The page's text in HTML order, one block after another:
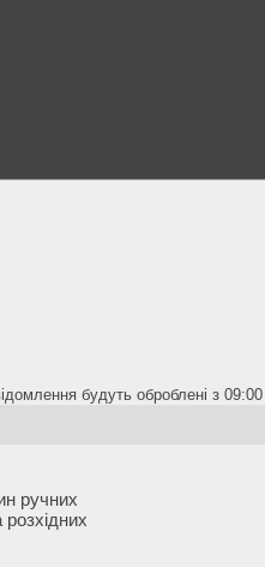
будуть оброблені з
ручних
розхідних